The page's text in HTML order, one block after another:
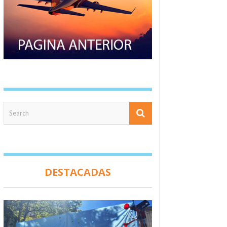
DESTACADAS